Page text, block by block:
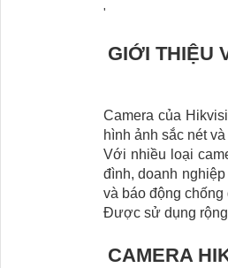
'
GIỚI THIỆU
Camera của
hình ảnh sắc nét
Với nhiều loại
đình, doanh
và báo động chống
Được sử dụng rộng
CAMERA